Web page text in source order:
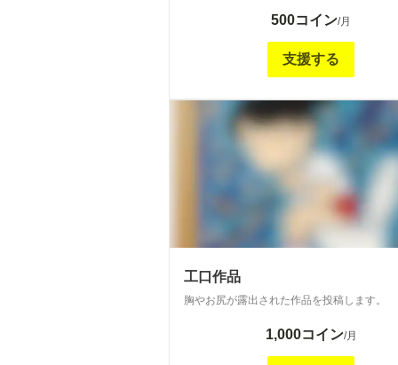
500コイン/月
支援する
工口作品
胸やお尻が露出された作品を投稿します。
1,000コイン/月